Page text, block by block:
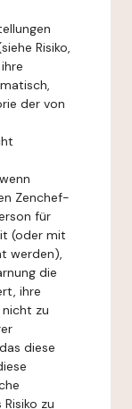
Risiko,
der von
Zenchef-
für
(oder mit
werden),
die
ihre
nicht zu
diese
zu